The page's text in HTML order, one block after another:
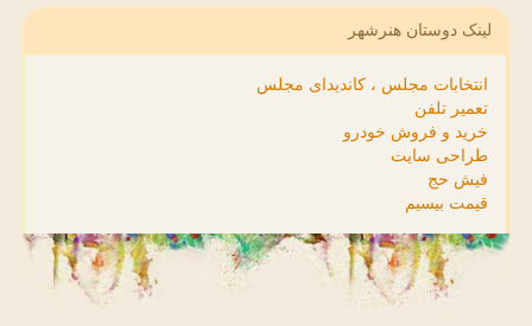
لینک دوستان هنرشهر
انتخابات مجلس ، کاندیدای مجلس
تعمیر تلفن
خرید و فروش خودرو
طراحی سایت
فیش حج
قیمت بیسیم